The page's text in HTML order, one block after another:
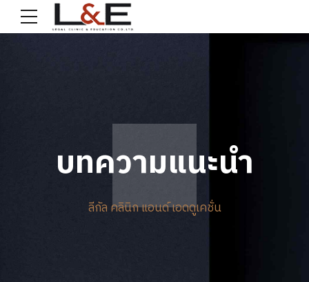
บทความแนะนำ
ลีกัล คลินิก แอนด์ เอดดูเคชั่น